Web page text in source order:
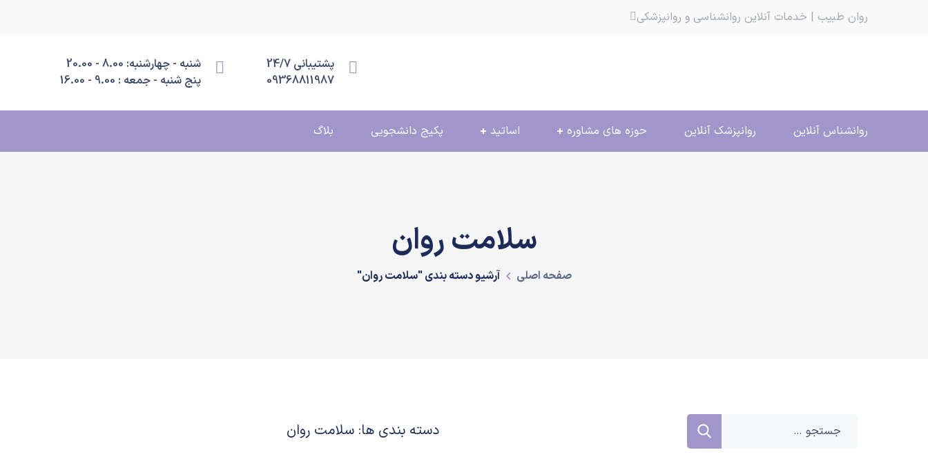
روان طبیب | خدمات آنلاین روانشناسی و روانپزشکی
پشتیبانی 24/7
09368811987
شنبه - چهارشنبه: 8.00 - 20.00
پنج شنبه - جمعه : 9.00 - 16.00
روانشناس آنلاین روانپزشک آنلاین حوزه های مشاوره اساتید پکیج دانشجویی بلاگ
سلامت روان
صفحه اصلی آرشیو دسته بندی "سلامت روان"
دسته بندی ها: سلامت روان